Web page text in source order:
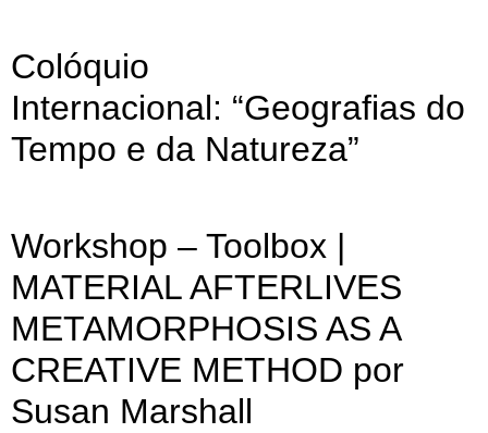
Colóquio
Internacional: “Geografias do
Tempo e da Natureza”
Workshop – Toolbox |
MATERIAL AFTERLIVES
METAMORPHOSIS AS A
CREATIVE METHOD por
Susan Marshall